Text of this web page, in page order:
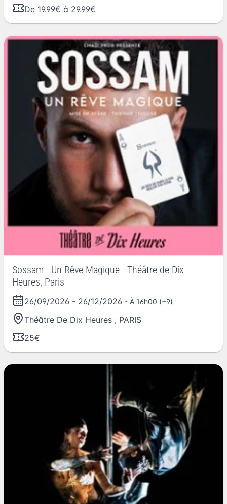
De 19.99€ à 29.99€
Sossam - Un Rêve Magique - Théâtre de Dix
Heures, Paris
26/09/2026 - 26/12/2026 - À 16h00 (+9)
Théâtre De Dix Heures , PARIS
25€